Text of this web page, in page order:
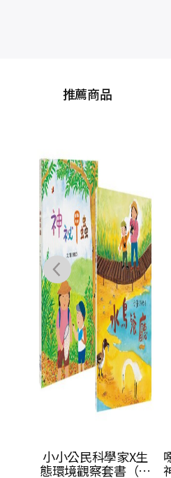
推薦商品
小小公民科學家X生
態環境觀察套書（神